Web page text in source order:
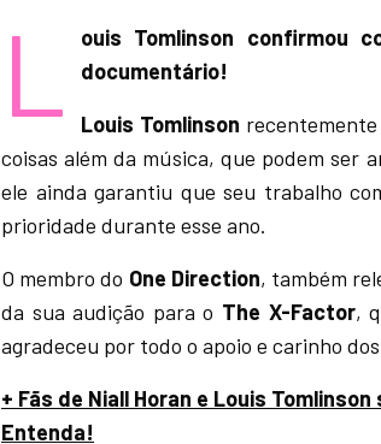
L
ouis Tomlinson confirmou
documentário!
Louis Tomlinson
coisas além da música, que podem ser
ele ainda garantiu que seu trabalho
prioridade durante esse ano.
O membro do One Direction, também
da sua audição para o The X-Factor,
agradeceu por todo o apoio e carinho
+ Fãs de Niall Horan e Louis
Entenda!